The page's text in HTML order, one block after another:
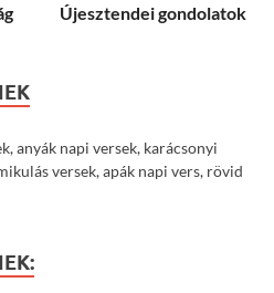
Újesztendei gondolatok
anyák napi versek, karácsonyi
versek, apák napi vers, rövid